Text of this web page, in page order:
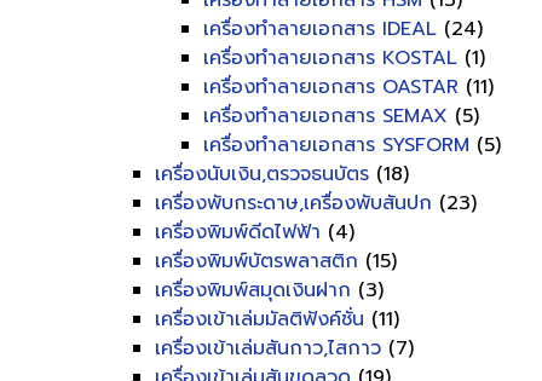
เครื่องทำลายเอกสาร IDEAL (24)
เครื่องทำลายเอกสาร KOSTAL (1)
เครื่องทำลายเอกสาร OASTAR (11)
เครื่องทำลายเอกสาร SEMAX (5)
เครื่องทำลายเอกสาร SYSFORM (5)
เครื่องนับเงิน,ตรวจธนบัตร (18)
เครื่องพับกระดาษ,เครื่องพับสันปก (23)
เครื่องพิมพ์ดีดไฟฟ้า (4)
เครื่องพิมพ์บัตรพลาสติก (15)
เครื่องพิมพ์สมุดเงินฝาก (3)
เครื่องเข้าเล่มมัลติฟังค์ชั่น (11)
เครื่องเข้าเล่มสันกาว,ไสกาว (7)